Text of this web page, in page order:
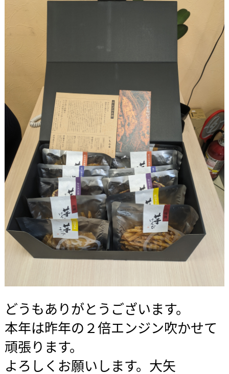
どうもありがとうございます。
本年は昨年の２倍エンジン吹かせて
頑張ります。
よろしくお願いします。大矢